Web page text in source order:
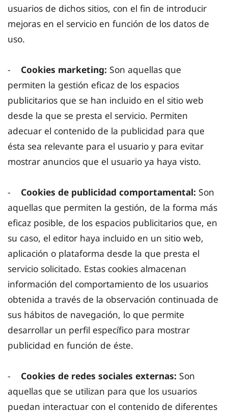
usuarios de dichos sitios, con el fin de introducir
mejoras en el servicio en función de los datos de
uso.
- Cookies marketing: Son aquellas que
permiten la gestión eficaz de los espacios
publicitarios que se han incluido en el sitio web
desde la que se presta el servicio. Permiten
adecuar el contenido de la publicidad para que
ésta sea relevante para el usuario y para evitar
mostrar anuncios que el usuario ya haya visto.
- Cookies de publicidad comportamental: Son
aquellas que permiten la gestión, de la forma más
eficaz posible, de los espacios publicitarios que, en
su caso, el editor haya incluido en un sitio web,
aplicación o plataforma desde la que presta el
servicio solicitado. Estas cookies almacenan
información del comportamiento de los usuarios
obtenida a través de la observación continuada de
sus hábitos de navegación, lo que permite
desarrollar un perfil específico para mostrar
publicidad en función de éste.
- Cookies de redes sociales externas: Son
aquellas que se utilizan para que los usuarios
puedan interactuar con el contenido de diferentes